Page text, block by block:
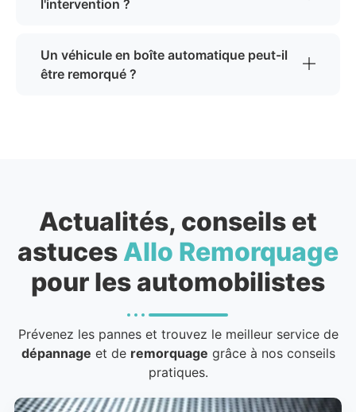
l'intervention ?
Un véhicule en boîte automatique peut-il
être remorqué ?
Actualités, conseils et
astuces Allo Remorquage
pour les automobilistes
Prévenez les pannes et trouvez le meilleur service de
dépannage et de remorquage grâce à nos conseils
pratiques.